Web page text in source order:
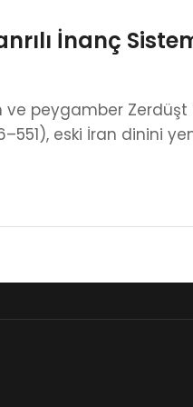
İnanç
ve peygamber
eski İran dinini